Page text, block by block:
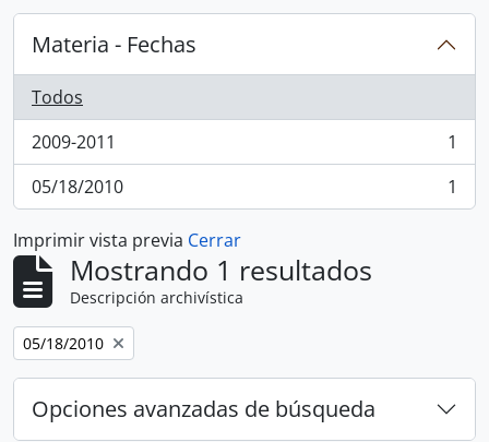
Materia - Fechas
Todos
2009-2011
, 1 resultados
1
05/18/2010
, 1 resultados 1
Imprimir vista previa Cerrar
Mostrando 1 resultados
Descripción archivística
Remove filter:
05/18/2010
Opciones avanzadas de búsqueda